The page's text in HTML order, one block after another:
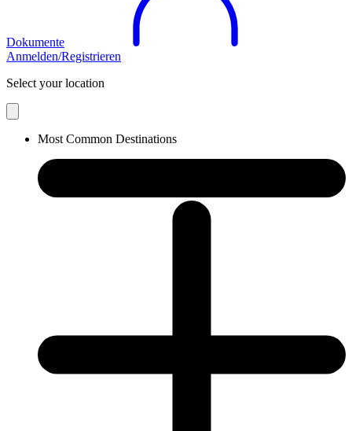
Dokumente
Anmelden/Registrieren
Select your location
Most Common Destinations